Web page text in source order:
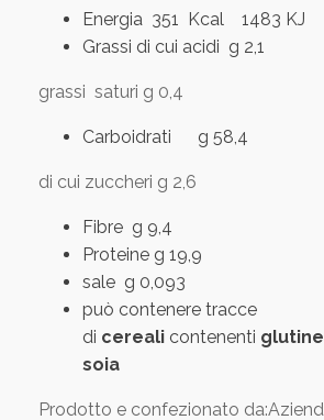
Energia 351 Kcal 1483 KJ
Grassi di cui acidi g 2,1
grassi saturi g 0,4
Carboidrati g 58,4
di cui zuccheri g 2,6
Fibre g 9,4
Proteine g 19,9
sale g 0,093
può contenere tracce
di cereali contenenti
soia
Prodotto e confezionato